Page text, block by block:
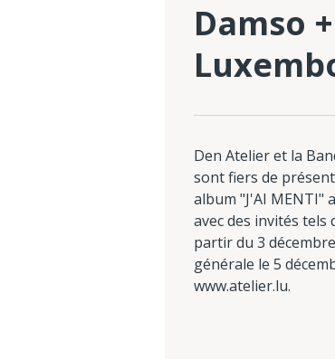
Damso
Den Atelier et la
sont fiers de
album "J'AI MENTI"
avec des invités tels
partir du 3
générale le 5
www.atelier.lu.